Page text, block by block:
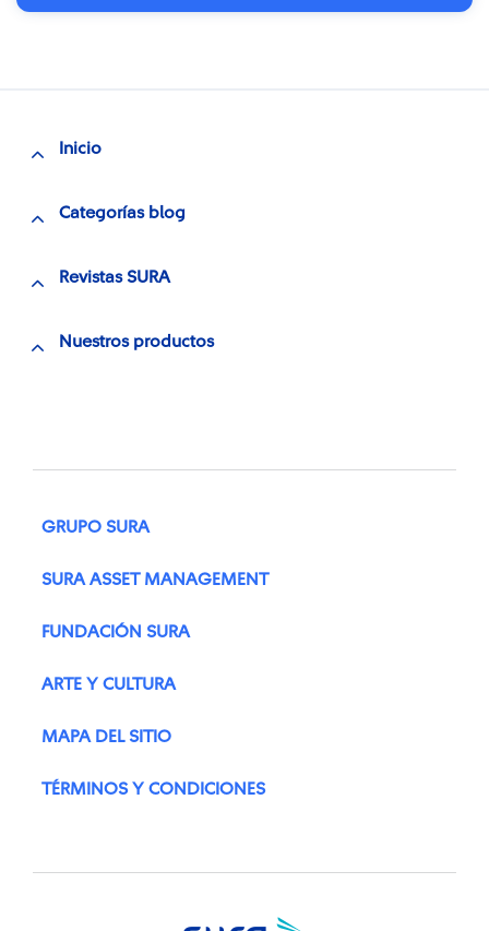
Inicio
Categorías blog
Revistas SURA
Nuestros productos
GRUPO SURA
SURA ASSET MANAGEMENT
FUNDACIÓN SURA
ARTE Y CULTURA
MAPA DEL SITIO
TÉRMINOS Y CONDICIONES